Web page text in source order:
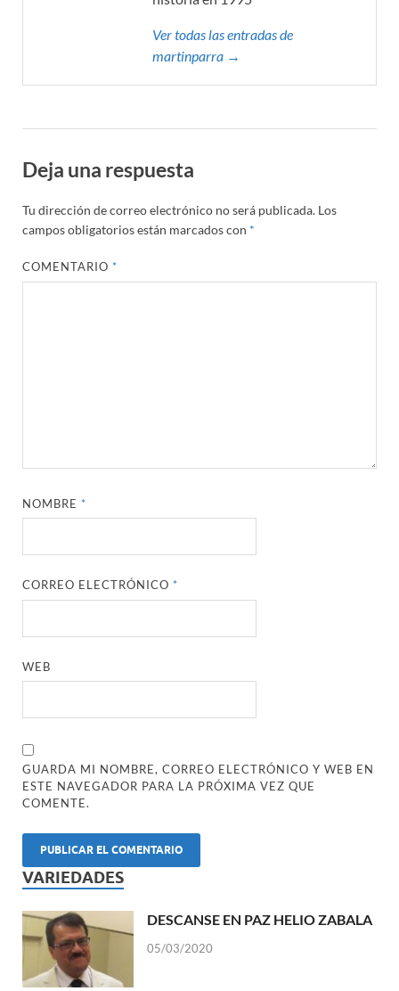
Ver todas las entradas de
martinparra →
Deja una respuesta
Tu dirección de correo electrónico no será publicada. Los
campos obligatorios están marcados con *
COMENTARIO*
NOMBRE*
CORREO ELECTRÓNICO*
WEB
GUARDA MI NOMBRE, CORREO ELECTRÓNICO Y WEB EN
ESTE NAVEGADOR PARA LA PRÓXIMA VEZ QUE
COMENTE.
VARIEDADES
DESCANSE EN PAZ HELIO ZABALA
05/03/2020